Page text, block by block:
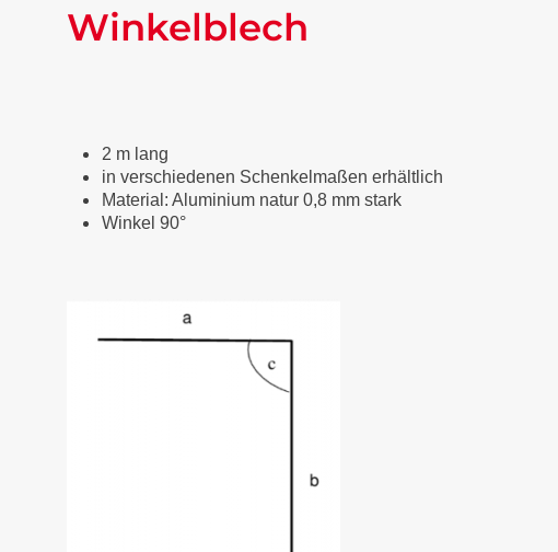
Winkelblech
2 m lang
in verschiedenen Schenkelmaßen erhältlich
Material: Aluminium natur 0,8 mm stark
Winkel 90°